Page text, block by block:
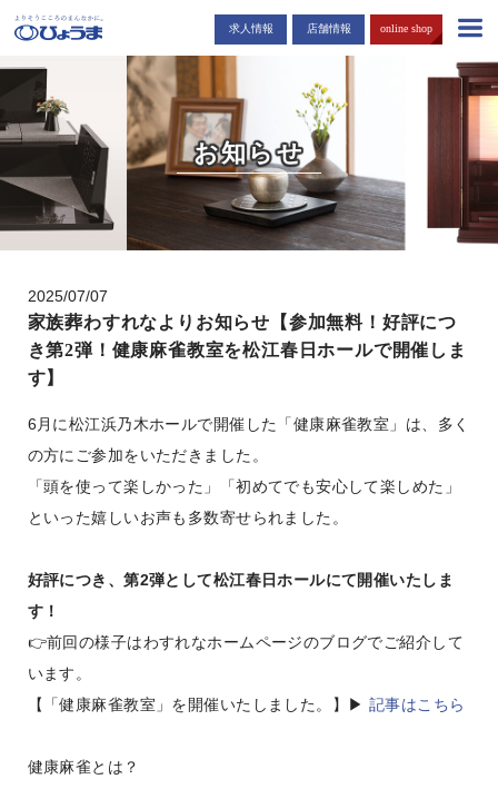
島根・広島市でお仏壇・お墓を販売する「ひょうま」から耳寄りな情報
をお届けします。
求人情報 店舗情報 online shop
お知らせ
2025/07/07
家族葬わすれなよりお知らせ【参加無料！好評につ
き第2弾！健康麻雀教室を松江春日ホールで開催しま
す】
6月に松江浜乃木ホールで開催した「健康麻雀教室」は、多く
の方にご参加をいただきました。
「頭を使って楽しかった」「初めてでも安心して楽しめた」
といった嬉しいお声も多数寄せられました。
好評につき、第2弾として松江春日ホールにて開催いたしま
す！
👉前回の様子はわすれなホームページのブログでご紹介して
います。
【「健康麻雀教室」を開催いたしました。】▶ 記事はこちら
健康麻雀とは？